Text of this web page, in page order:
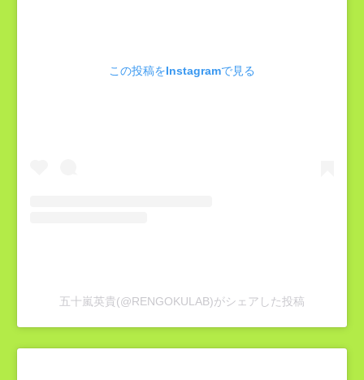
この投稿をInstagramで見る
五十嵐英貴(@RENGOKULAB)がシェアした投稿